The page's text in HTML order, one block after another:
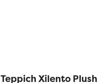
Teppich Xilento Plush